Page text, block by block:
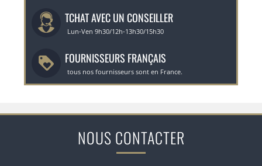
TCHAT AVEC UN CONSEILLER
Lun-Ven 9h30/12h-13h30/15h30
FOURNISSEURS FRANÇAIS
tous nos fournisseurs sont en France.
NOUS CONTACTER